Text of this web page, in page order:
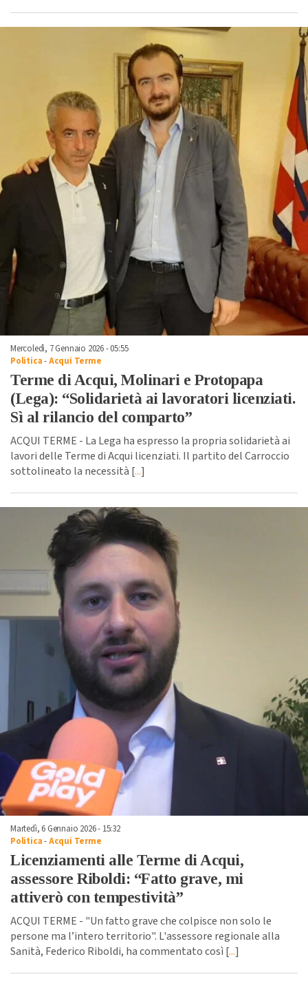
Mercoledì, 7 Gennaio 2026 - 05:55
Politica-Acqui Terme
Terme di Acqui, Molinari e Protopapa
(Lega): “Solidarietà ai lavoratori licenziati.
Sì al rilancio del comparto”
ACQUI TERME - La Lega ha espresso la propria solidarietà ai
lavori delle Terme di Acqui licenziati. Il partito del Carroccio
sottolineato la necessità [...]
Martedì, 6 Gennaio 2026 - 15:32
Politica-Acqui Terme
Licenziamenti alle Terme di Acqui,
assessore Riboldi: “Fatto grave, mi
attiverò con tempestività”
ACQUI TERME - "Un fatto grave che colpisce non solo le
persone ma l’intero territorio". L'assessore regionale alla
Sanità, Federico Riboldi, ha commentato così [...]